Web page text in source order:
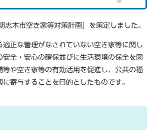
志木市空き家等対策計画」を策定しました。
適正な管理がなされていない空き家等に関し
安全・安心の確保並びに生活環境の保全を図
等や空き家等の有効活用を促進し、公共の福
寄与することを目的としたものです。